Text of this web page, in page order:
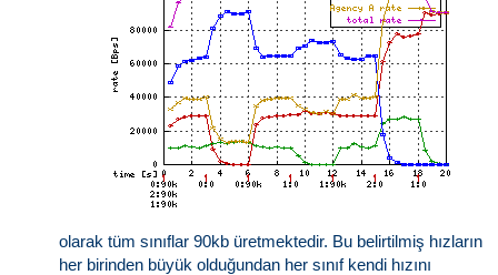
olarak tüm sınıflar 90kb üretmektedir. Bu belirtilmiş hızların
her birinden büyük olduğundan her sınıf kendi hızını